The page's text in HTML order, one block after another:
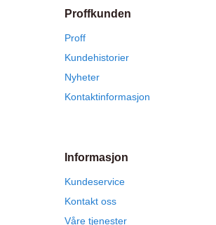
Proffkunden
Proff
Kundehistorier
Nyheter
Kontaktinformasjon
Informasjon
Kundeservice
Kontakt oss
Våre tjenester